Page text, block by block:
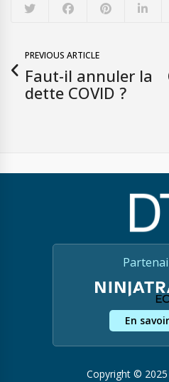
PREVIOUS ARTICLE
Faut-il annuler la
dette COVID ?
En
Copyright ©